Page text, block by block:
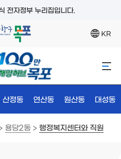
전자정부 누리집입니다.
KR
산정동 연산동 원산동 대성동
용당2동 > 행정복지센터와 직원